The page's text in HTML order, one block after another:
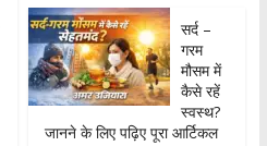
सर्द –
गरम
मौसम में
कैसे रहें
स्वस्थ?
जानने के लिए पढ़िए पूरा आर्टिकल